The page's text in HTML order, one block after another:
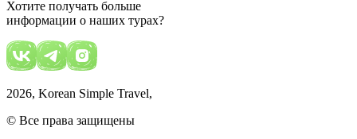
Хотите получать больше
информации о наших турах?
2026, Korean Simple Travel,
© Все права защищены